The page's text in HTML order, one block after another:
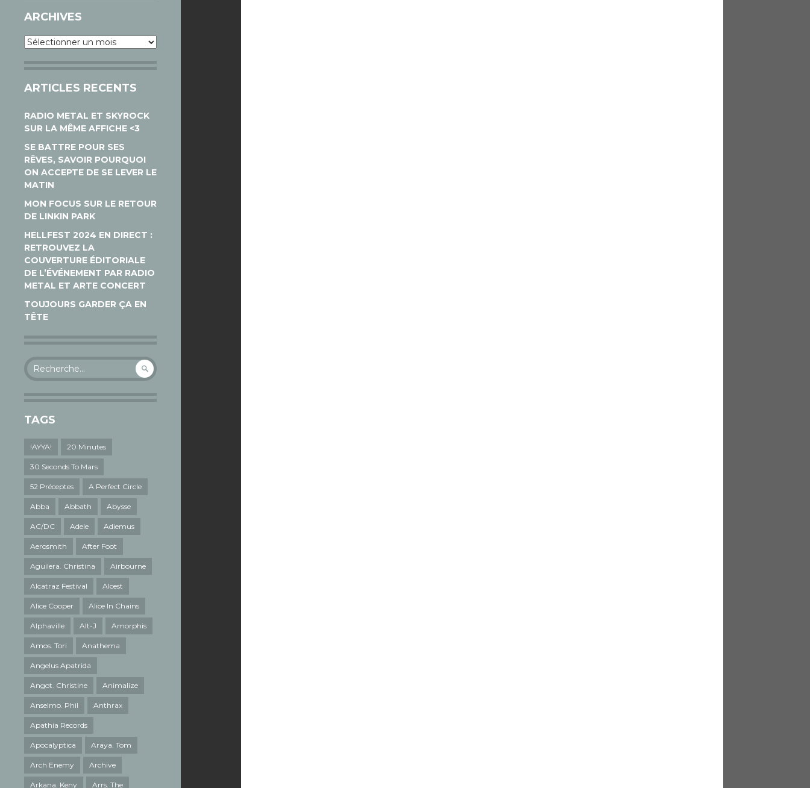
ARCHIVES
Archives
ARTICLES RECENTS
RADIO METAL ET SKYROCK
SUR LA MÊME AFFICHE <3
SE BATTRE POUR SES
RÊVES, SAVOIR POURQUOI
ON ACCEPTE DE SE LEVER LE
MATIN
MON FOCUS SUR LE RETOUR
DE LINKIN PARK
HELLFEST 2024 EN DIRECT :
RETROUVEZ LA
COUVERTURE ÉDITORIALE
DE L’ÉVÉNEMENT PAR RADIO
METAL ET ARTE CONCERT
TOUJOURS GARDER ÇA EN
TÊTE
Rechercher :
TAGS
!AYYA! 20 Minutes
30 Seconds To Mars
52 Préceptes A Perfect Circle
Abba Abbath Abysse
AC/DC Adele Adiemus
Aerosmith After Foot
Aguilera. Christina Airbourne
Alcatraz Festival Alcest
Alice Cooper Alice In Chains
Alphaville Alt-J Amorphis
Amos. Tori Anathema
Angelus Apatrida
Angot. Christine Animalize
Anselmo. Phil Anthrax
Apathia Records
Apocalyptica Araya. Tom
Arch Enemy Archive
Arkana. Keny Arrs. The